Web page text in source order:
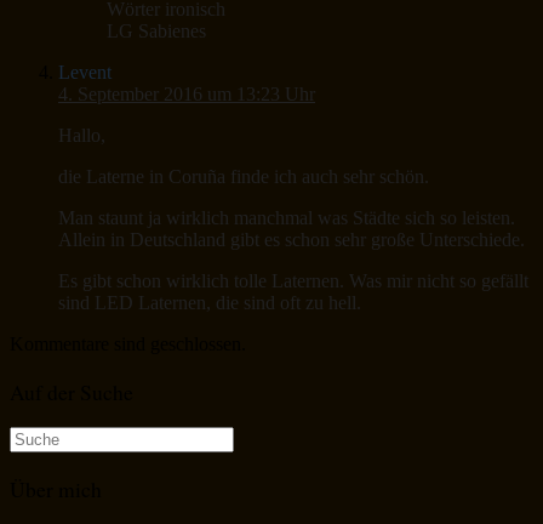
Wörter ironisch
LG Sabienes
Levent
4. September 2016 um 13:23 Uhr
Hallo,
die Laterne in Coruña finde ich auch sehr schön.
Man staunt ja wirklich manchmal was Städte sich so leisten.
Allein in Deutschland gibt es schon sehr große Unterschiede.
Es gibt schon wirklich tolle Laternen. Was mir nicht so gefällt
sind LED Laternen, die sind oft zu hell.
Suche
nach: